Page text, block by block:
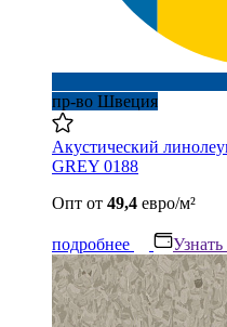
пр-во Швеция
Акустический
GREY 0188
Опт от 49,4 евро/м²
подробнее